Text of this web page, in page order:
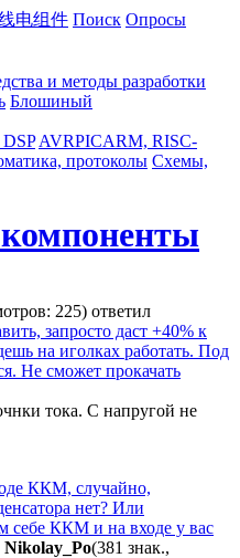
电组件 Поиск Опросы
и методы разработки
Блошиный
AVRPICARM, RISC-
протоколы Схемы,
225) ответил
запросто даст +40% к
на иголках работать. Под
Не сможет прокачать
тока. С напругой не
ККМ, случайно,
нет? Или
себе ККМ и на входе у вас
Nikolay_Po(381 знак.,